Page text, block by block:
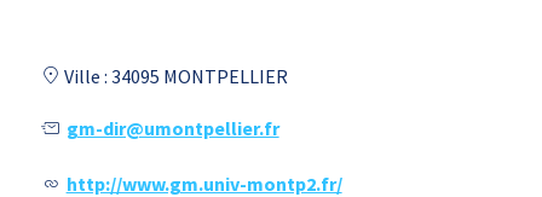
Ville : 34095 MONTPELLIER
gm-dir@umontpellier.fr
http://www.gm.univ-montp2.fr/